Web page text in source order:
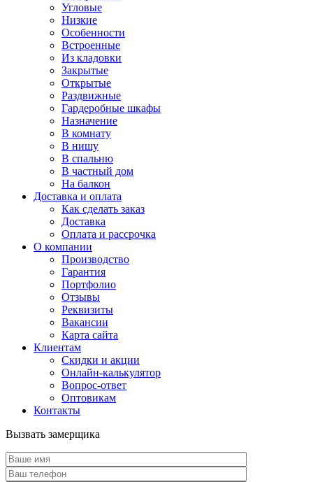
Угловые
Низкие
Особенности
Встроенные
Из кладовки
Закрытые
Открытые
Раздвижные
Гардеробные шкафы
Назначение
В комнату
В нишу
В спальню
В частный дом
На балкон
Доставка и оплата
Как сделать заказ
Доставка
Оплата и рассрочка
О компании
Производство
Гарантия
Портфолио
Отзывы
Реквизиты
Вакансии
Карта сайта
Клиентам
Скидки и акции
Онлайн-калькулятор
Вопрос-ответ
Оптовикам
Контакты
Вызвать замерщика